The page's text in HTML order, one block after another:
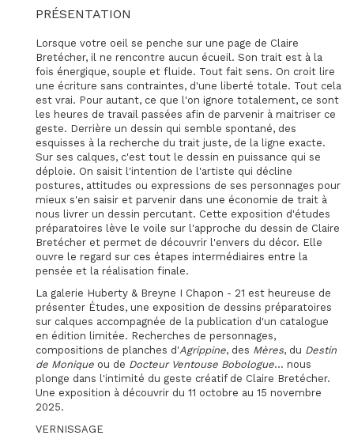
PRÉSENTATION
Lorsque votre oeil se penche sur une page de Claire
Bretécher, il ne rencontre aucun écueil. Son trait est à la
fois énergique, souple et fluide. Tout fait sens. On croit lire
une écriture sans contraintes, d'une liberté totale. Tout cela
est vrai. Pour autant, ce que l'on ignore totalement, ce sont
les heures de travail passées afin de parvenir à maitriser ce
geste. Derrière un dessin qui semble spontané, des
esquisses à la recherche du trait juste, de la ligne exacte.
Sur ses calques, c'est tout le dessin en puissance qui se
déploie. On saisit l'intention de l'artiste qui décline
postures, attitudes ou expressions de ses personnages pour
mieux s'en saisir et parvenir dans une économie de trait à
nous livrer un dessin percutant. Cette exposition d'études
préparatoires lève le voile sur l'approche du dessin de Claire
Bretécher et permet de découvrir l'envers du décor. Elle
ouvre le regard sur ces étapes intermédiaires entre la
pensée et la réalisation finale.
La galerie Huberty & Breyne I Chapon - 21 est heureuse de
présenter Études, une exposition de dessins préparatoires
sur calques accompagnée de la publication d'un catalogue
en édition limitée. Recherches de personnages,
compositions de planches d'Agrippine, des Mères, du Destin
de Monique ou de Docteur Ventouse Bobologue... nous
plonge dans l'intimité du geste créatif de Claire Bretécher.
Une exposition à découvrir du 11 octobre au 15 novembre
2025.
VERNISSAGE